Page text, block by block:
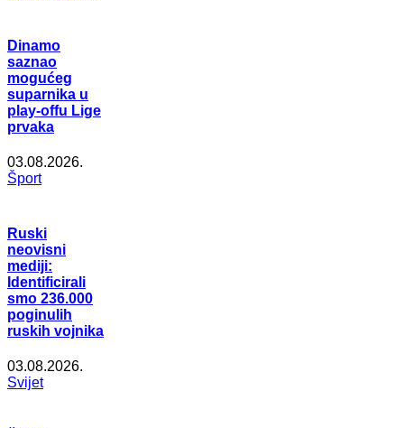
Dinamo
saznao
mogućeg
suparnika u
play-offu Lige
prvaka
03.08.2026.
Šport
Ruski
neovisni
mediji:
Identificirali
smo 236.000
poginulih
ruskih vojnika
03.08.2026.
Svijet